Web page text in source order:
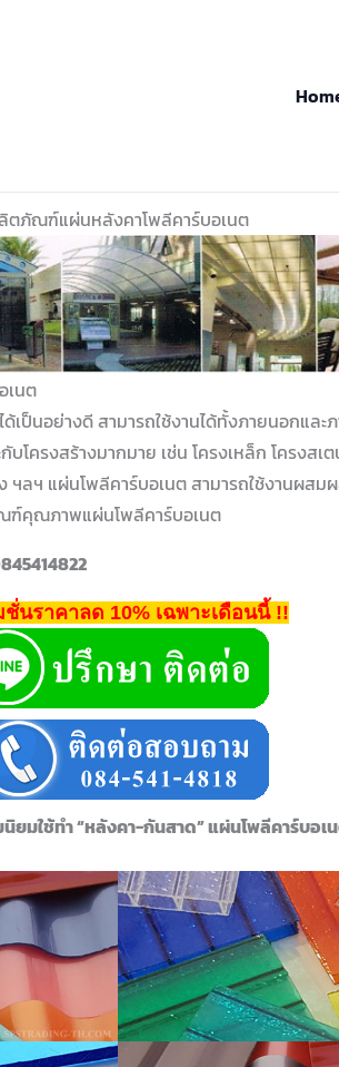
ตภัณฑ์แผ่นหลังคาโพลีคาร์บอเนต
เนต
เป็นอย่างดี สามารถใช้งานได้ทั้งภายนอกแล
โครงสร้างมากมาย เช่น โครงเหล็ก โครงสเต
ฯลฯ แผ่นโพลีคาร์บอเนต สามารถใช้งานผส
ฑ์คุณภาพแผ่นโพลีคาร์บอเนต
ชั่นราคาลด 10% เฉพาะเดือนนี้ !!
ยมใช้ทำ “หลังคา-กันสาด” แผ่นโพลีคาร์บอเ